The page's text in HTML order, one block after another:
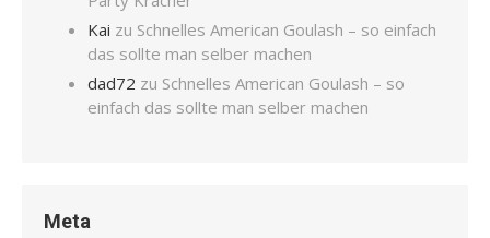
Kai zu Schnelles American Goulash – so einfach
das sollte man selber machen
dad72 zu Schnelles American Goulash – so
einfach das sollte man selber machen
Meta